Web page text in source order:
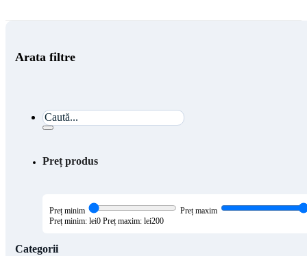
Arata filtre
Caută...
Preț produs
Preț minim
Preț maxim
Preț minim: lei0 Preț maxim: lei200
Categorii